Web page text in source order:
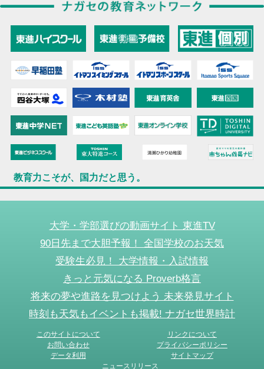
教育力こそが、国力だと思う。
大学・学部選びの動画サイト 東進TV
90日先まで大胆予報！ 全国学校のお天気
受験生必見！ 大学情報・入試情報
きっと元気になる Proverb格言
将来の夢や進路を見つけよう 未来発見サイト
時刻も天気もイベントも掲載! ナガセ世界時計
このサイトについて
リンクについて
お問い合わせ
プライバシーポリシー
データ利用
サイトマップ
ニュースリリース